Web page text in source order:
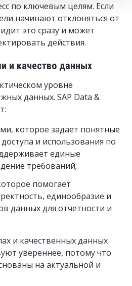
по ключевым целям. Если
начинают отклоняться от
это сразу и может
действия.
и качество данных
уровне
данных. SAP Data &
которое задает понятные
и использования по
единые
требований;
помогает
единообразие и
данных для отчетности и
и качественных данных
увереннее, потому что
на актуальной и